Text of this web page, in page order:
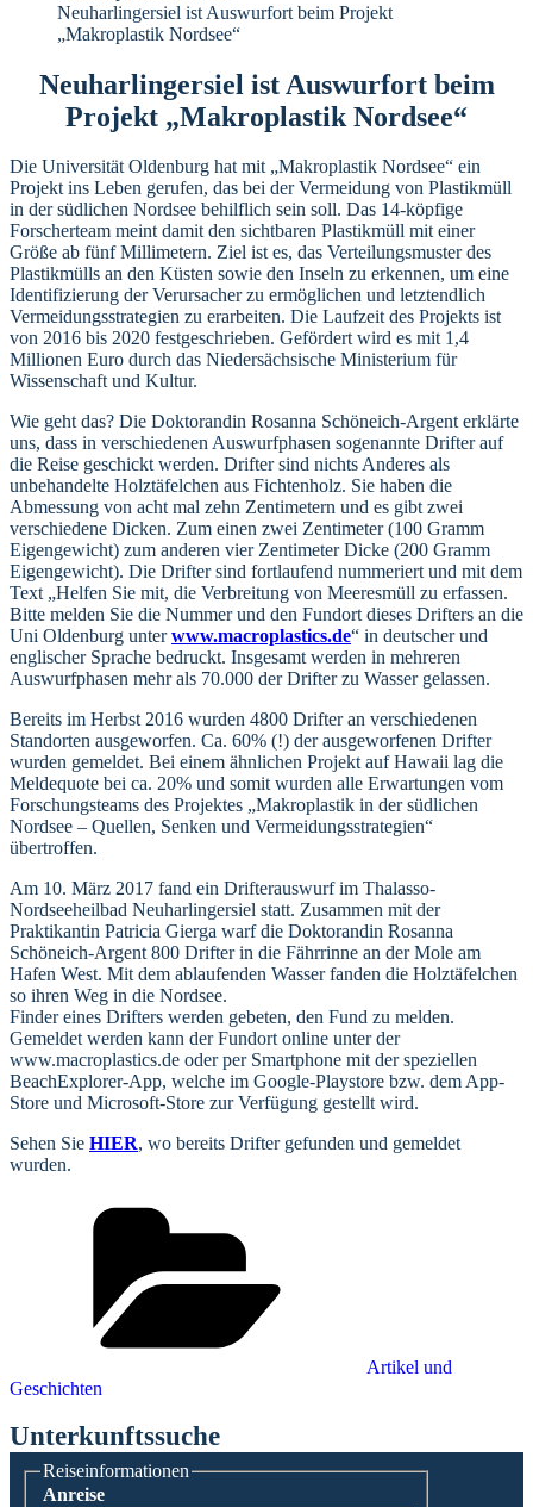
Neuharlingersiel ist Auswurfort beim Projekt
„Makroplastik Nordsee“
Neuharlingersiel ist Auswurfort beim
Projekt „Makroplastik Nordsee“
Die Universität Oldenburg hat mit „Makroplastik Nordsee“ ein
Projekt ins Leben gerufen, das bei der Vermeidung von Plastikmüll
in der südlichen Nordsee behilflich sein soll. Das 14-köpfige
Forscherteam meint damit den sichtbaren Plastikmüll mit einer
Größe ab fünf Millimetern. Ziel ist es, das Verteilungsmuster des
Plastikmülls an den Küsten sowie den Inseln zu erkennen, um eine
Identifizierung der Verursacher zu ermöglichen und letztendlich
Vermeidungsstrategien zu erarbeiten. Die Laufzeit des Projekts ist
von 2016 bis 2020 festgeschrieben. Gefördert wird es mit 1,4
Millionen Euro durch das Niedersächsische Ministerium für
Wissenschaft und Kultur.
Wie geht das? Die Doktorandin Rosanna Schöneich-Argent erklärte
uns, dass in verschiedenen Auswurfphasen sogenannte Drifter auf
die Reise geschickt werden. Drifter sind nichts Anderes als
unbehandelte Holztäfelchen aus Fichtenholz. Sie haben die
Abmessung von acht mal zehn Zentimetern und es gibt zwei
verschiedene Dicken. Zum einen zwei Zentimeter (100 Gramm
Eigengewicht) zum anderen vier Zentimeter Dicke (200 Gramm
Eigengewicht). Die Drifter sind fortlaufend nummeriert und mit dem
Text „Helfen Sie mit, die Verbreitung von Meeresmüll zu erfassen.
Bitte melden Sie die Nummer und den Fundort dieses Drifters an die
Uni Oldenburg unterwww.macroplastics.de“ in deutscher und
englischer Sprache bedruckt. Insgesamt werden in mehreren
Auswurfphasen mehr als 70.000 der Drifter zu Wasser gelassen.
Bereits im Herbst 2016 wurden 4800 Drifter an verschiedenen
Standorten ausgeworfen. Ca. 60% (!) der ausgeworfenen Drifter
wurden gemeldet. Bei einem ähnlichen Projekt auf Hawaii lag die
Meldequote bei ca. 20% und somit wurden alle Erwartungen vom
Forschungsteams des Projektes „Makroplastik in der südlichen
Nordsee – Quellen, Senken und Vermeidungsstrategien“
übertroffen.
Am 10. März 2017 fand ein Drifterauswurf im Thalasso-
Nordseeheilbad Neuharlingersiel statt. Zusammen mit der
Praktikantin Patricia Gierga warf die Doktorandin Rosanna
Schöneich-Argent 800 Drifter in die Fährrinne an der Mole am
Hafen West. Mit dem ablaufenden Wasser fanden die Holztäfelchen
so ihren Weg in die Nordsee.
Finder eines Drifters werden gebeten, den Fund zu melden.
Gemeldet werden kann der Fundort online unter der
www.macroplastics.de oder per Smartphone mit der speziellen
BeachExplorer-App, welche im Google-Playstore bzw. dem App-
Store und Microsoft-Store zur Verfügung gestellt wird.
Sehen Sie HIER, wo bereits Drifter gefunden und gemeldet
wurden.
Artikel und
Geschichten
Unterkunftssuche
Reiseinformationen
Anreise